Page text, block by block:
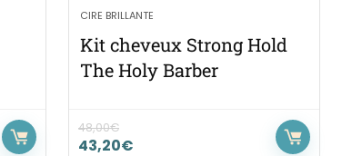
CIRE BRILLANTE
Kit cheveux Strong Hold
The Holy Barber
48,00€
43,20€